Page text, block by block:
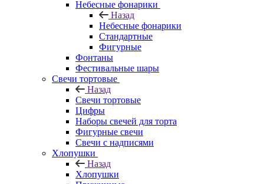
Небесные фонарики
Назад
Небесные фонарики
Стандартные
Фигурные
Фонтаны
Фестивальные шары
Свечи тортовые
Назад
Свечи тортовые
Цифры
Наборы свечей для торта
Фигурные свечи
Свечи с надписями
Хлопушки
Назад
Хлопушки